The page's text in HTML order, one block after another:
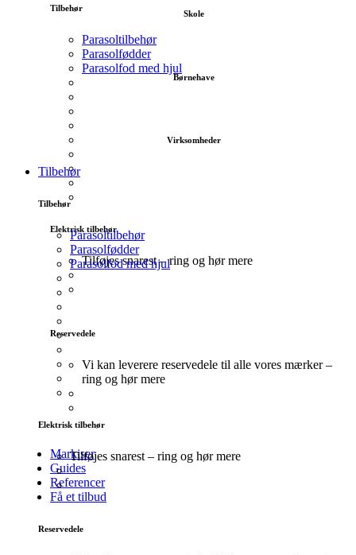
Tilbehør
Parasoltilbehør
Parasolfødder
Parasolfod med hjul
Elektrisk tilbehør
Tilføjes snarest – ring og hør mere
Reservedele
Vi kan leverere reservedele til alle vores mærker –
ring og hør mere
Markiser
Guides
Referencer
Få et tilbud
Skole
Børnehave
Virksomheder
Tilbehør
Tilbehør
Parasoltilbehør
Parasolfødder
Parasolfod med hjul
Elektrisk tilbehør
Tilføjes snarest – ring og hør mere
Reservedele